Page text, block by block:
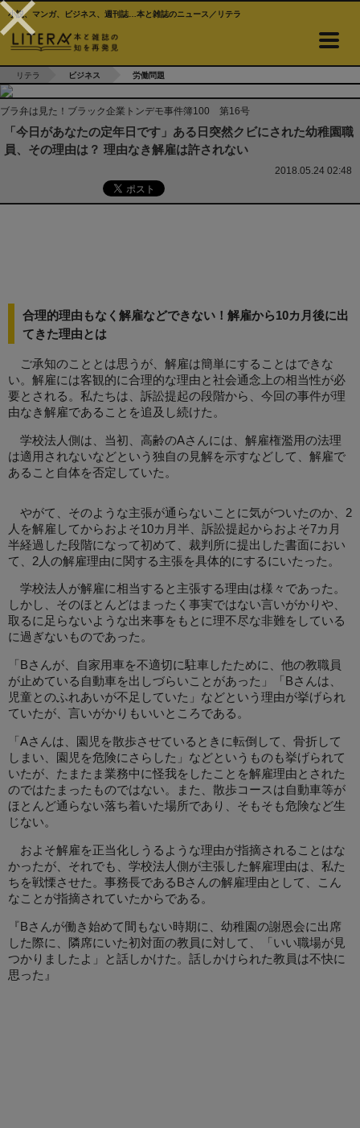
小説、マンガ、ビジネス、週刊誌…本と雑誌のニュース／リテラ
リテラ ビジネス 労働問題
ブラ弁は見た！ブラック企業トンデモ事件簿100 第16号
「今日があなたの定年日です」ある日突然クビにされた幼稚園職
員、その理由は？ 理由なき解雇は許されない
2018.05.24 02:48
合理的理由もなく解雇などできない！解雇から10カ月後に出
てきた理由とは
ご承知のこととは思うが、解雇は簡単にすることはできな
い。解雇には客観的に合理的な理由と社会通念上の相当性が必
要とされる。私たちは、訴訟提起の段階から、今回の事件が理
由なき解雇であることを追及し続けた。
学校法人側は、当初、高齢のAさんには、解雇権濫用の法理
は適用されないなどという独自の見解を示すなどして、解雇で
あること自体を否定していた。
やがて、そのような主張が通らないことに気がついたのか、2
人を解雇してからおよそ10カ月半、訴訟提起からおよそ7カ月
半経過した段階になって初めて、裁判所に提出した書面におい
て、2人の解雇理由に関する主張を具体的にするにいたった。
学校法人が解雇に相当すると主張する理由は様々であった。
しかし、そのほとんどはまったく事実ではない言いがかりや、
取るに足らないような出来事をもとに理不尽な非難をしている
に過ぎないものであった。
「Bさんが、自家用車を不適切に駐車したために、他の教職員
が止めている自動車を出しづらいことがあった」「Bさんは、
児童とのふれあいが不足していた」などという理由が挙げられ
ていたが、言いがかりもいいところである。
「Aさんは、園児を散歩させているときに転倒して、骨折して
しまい、園児を危険にさらした」などというものも挙げられて
いたが、たまたま業務中に怪我をしたことを解雇理由とされた
のではたまったものではない。また、散歩コースは自動車等が
ほとんど通らない落ち着いた場所であり、そもそも危険など生
じない。
およそ解雇を正当化しうるような理由が指摘されることはな
かったが、それでも、学校法人側が主張した解雇理由は、私た
ちを戦慄させた。事務長であるBさんの解雇理由として、こん
なことが指摘されていたからである。
『Bさんが働き始めて間もない時期に、幼稚園の謝恩会に出席
した際に、隣席にいた初対面の教員に対して、「いい職場が見
つかりましたよ」と話しかけた。話しかけられた教員は不快に
思った』